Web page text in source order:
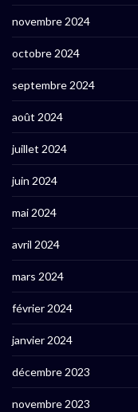
novembre 2024
octobre 2024
septembre 2024
août 2024
juillet 2024
juin 2024
mai 2024
avril 2024
mars 2024
février 2024
janvier 2024
décembre 2023
novembre 2023